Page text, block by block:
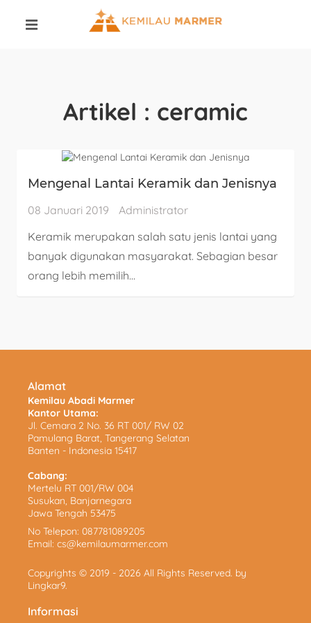
Artikel : ceramic
Mengenal Lantai Keramik dan Jenisnya
08 Januari 2019
Administrator
Keramik merupakan salah satu jenis lantai yang
banyak digunakan masyarakat. Sebagian besar
orang lebih memilih...
Alamat
Kemilau Abadi Marmer
Kantor Utama:
Jl. Cemara 2 No. 36 RT 001/ RW 02
Pamulang Barat, Tangerang Selatan
Banten - Indonesia 15417
Cabang:
Mertelu RT 001/RW 004
Susukan, Banjarnegara
Jawa Tengah 53475
No Telepon: 087781089205
Email: cs@kemilaumarmer.com
Copyrights © 2019 - 2026 All Rights Reserved. by
Lingkar9.
Informasi